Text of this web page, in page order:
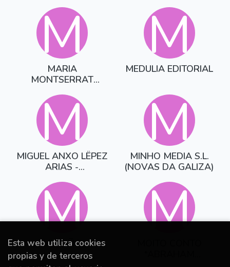
M
MARIA
MONTSERRAT
M
MEDULIA EDITORIAL
M
MIGUEL ANXO LËPEZ
ARIAS -
M
MINHO MEDIA S.L.
(NOVAS DA GALIZA)
M
MIUDIÑO M
Esta web utiliza cookies
propias y de terceros